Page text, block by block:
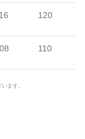
120
110
ます。